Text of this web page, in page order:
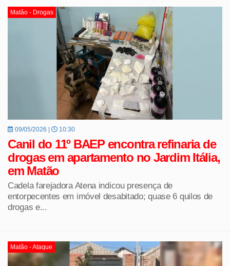
Matão - Drogas
09/05/2026 | 10:30
Canil do 11º BAEP encontra refinaria de
drogas em apartamento no Jardim Itália,
em Matão
Cadela farejadora Atena indicou presença de
entorpecentes em imóvel desabitado; quase 6 quilos de
drogas e...
Matão - Ataque